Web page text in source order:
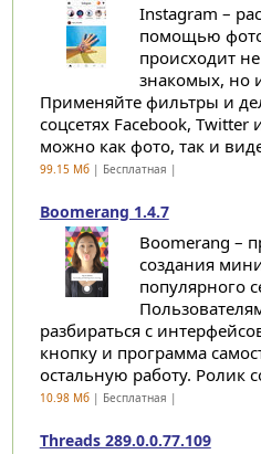
Instagram –
помощью
происходит
знакомых, но
Применяйте фильтры и
соцсетях Facebook, Twitter
можно как фото, так и
99.15 Мб| Бесплатная |
Boomerang 1.4.7
Boomerang –
создания
популярного
разбираться с
кнопку и программа
остальную работу. Ролик
10.98 Мб| Бесплатная |
Threads 289.0.0.77.109